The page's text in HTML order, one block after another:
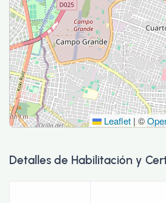
Leaflet | ©
Detalles de Habilitación y